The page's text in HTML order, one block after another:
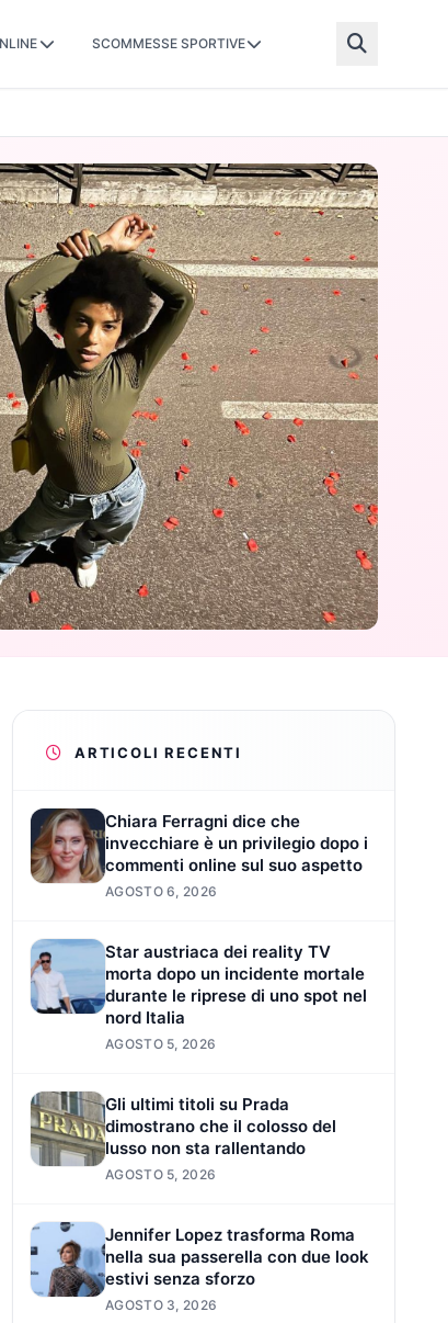
SCOMMESSE SPORTIVE
ARTICOLI RECENTI
Chiara Ferragni dice che
invecchiare è un privilegio dopo i
commenti online sul suo aspetto
AGOSTO 6, 2026
Star austriaca dei reality TV
morta dopo un incidente mortale
durante le riprese di uno spot nel
nord Italia
AGOSTO 5, 2026
Gli ultimi titoli su Prada
dimostrano che il colosso del
lusso non sta rallentando
AGOSTO 5, 2026
Jennifer Lopez trasforma Roma
nella sua passerella con due look
estivi senza sforzo
AGOSTO 3, 2026